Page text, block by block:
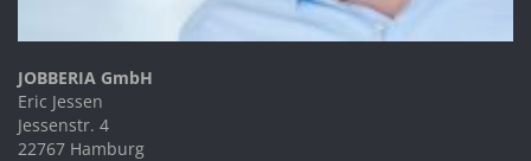
JOBBERIA GmbH
Eric Jessen
Jessenstr. 4
22767 Hamburg